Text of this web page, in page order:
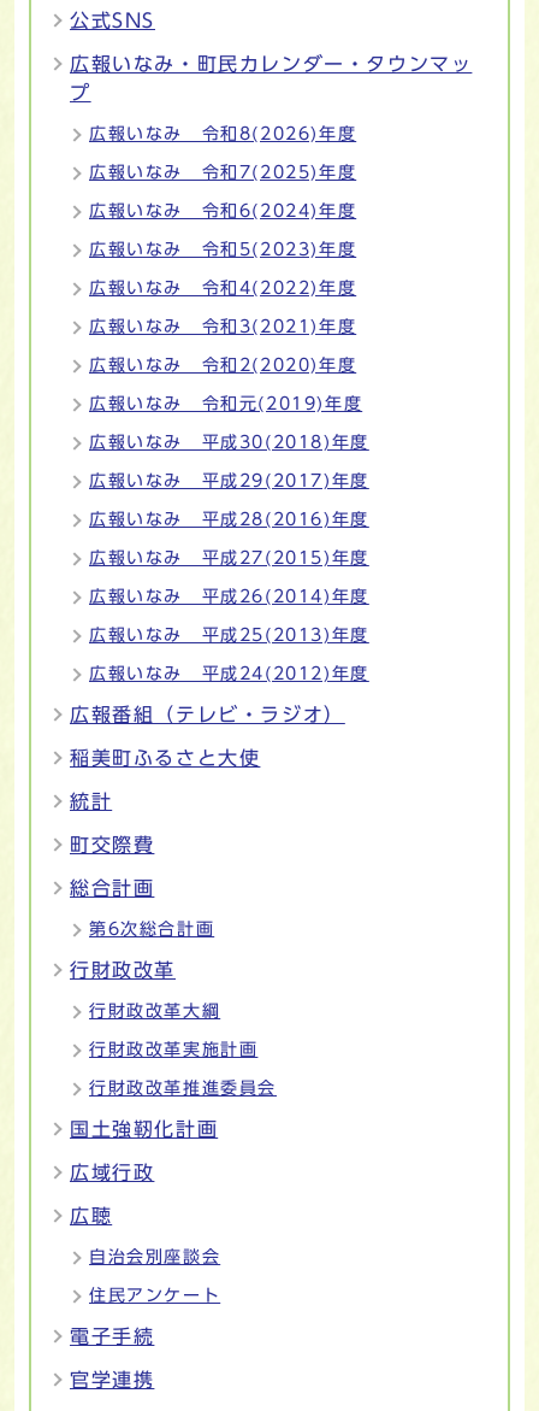
公式SNS
広報いなみ・町民カレンダー・タウンマッ
プ
広報いなみ 令和8(2026)年度
広報いなみ 令和7(2025)年度
広報いなみ 令和6(2024)年度
広報いなみ 令和5(2023)年度
広報いなみ 令和4(2022)年度
広報いなみ 令和3(2021)年度
広報いなみ 令和2(2020)年度
広報いなみ 令和元(2019)年度
広報いなみ 平成30(2018)年度
広報いなみ 平成29(2017)年度
広報いなみ 平成28(2016)年度
広報いなみ 平成27(2015)年度
広報いなみ 平成26(2014)年度
広報いなみ 平成25(2013)年度
広報いなみ 平成24(2012)年度
広報番組（テレビ・ラジオ）
稲美町ふるさと大使
統計
町交際費
総合計画
第6次総合計画
行財政改革
行財政改革大綱
行財政改革実施計画
行財政改革推進委員会
国土強靭化計画
広域行政
広聴
自治会別座談会
住民アンケート
電子手続
官学連携